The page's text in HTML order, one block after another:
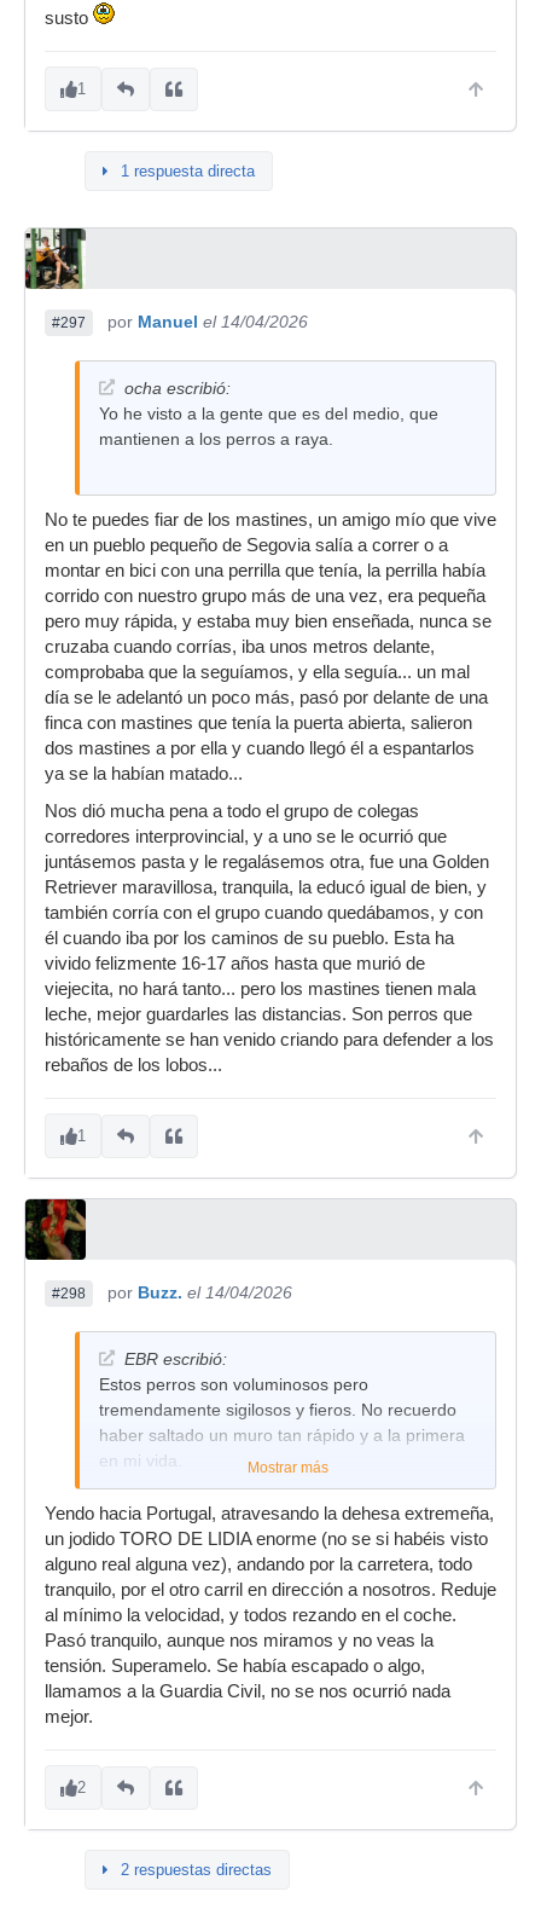
susto
1
1 respuesta directa
#297 por Manuel el 14/04/2026
ocha escribió:
Yo he visto a la gente que es del medio, que
mantienen a los perros a raya.
No te puedes fiar de los mastines, un amigo mío que vive
en un pueblo pequeño de Segovia salía a correr o a
montar en bici con una perrilla que tenía, la perrilla había
corrido con nuestro grupo más de una vez, era pequeña
pero muy rápida, y estaba muy bien enseñada, nunca se
cruzaba cuando corrías, iba unos metros delante,
comprobaba que la seguíamos, y ella seguía... un mal
día se le adelantó un poco más, pasó por delante de una
finca con mastines que tenía la puerta abierta, salieron
dos mastines a por ella y cuando llegó él a espantarlos
ya se la habían matado...
Nos dió mucha pena a todo el grupo de colegas
corredores interprovincial, y a uno se le ocurrió que
juntásemos pasta y le regalásemos otra, fue una Golden
Retriever maravillosa, tranquila, la educó igual de bien, y
también corría con el grupo cuando quedábamos, y con
él cuando iba por los caminos de su pueblo. Esta ha
vivido felizmente 16-17 años hasta que murió de
viejecita, no hará tanto... pero los mastines tienen mala
leche, mejor guardarles las distancias. Son perros que
históricamente se han venido criando para defender a los
rebaños de los lobos...
1
#298 por Buzz. el 14/04/2026
EBR escribió:
Estos perros son voluminosos pero
tremendamente sigilosos y fieros. No recuerdo
haber saltado un muro tan rápido y a la primera
en mi vida.
Mostrar más
Yendo hacia Portugal, atravesando la dehesa extremeña,
un jodido TORO DE LIDIA enorme (no se si habéis visto
alguno real alguna vez), andando por la carretera, todo
tranquilo, por el otro carril en dirección a nosotros. Reduje
al mínimo la velocidad, y todos rezando en el coche.
Pasó tranquilo, aunque nos miramos y no veas la
tensión. Superamelo. Se había escapado o algo,
llamamos a la Guardia Civil, no se nos ocurrió nada
mejor.
2
2 respuestas directas